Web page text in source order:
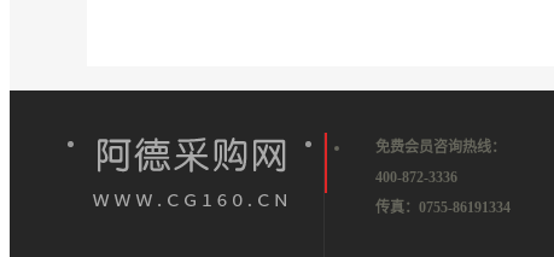
免费会员咨询热线：
400-872-3336
传真：0755-86191334